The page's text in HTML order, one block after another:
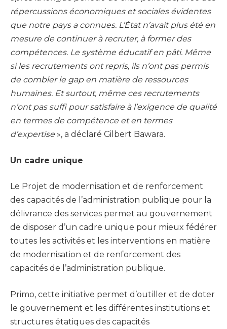
répercussions économiques et sociales évidentes
que notre pays a connues. L’État n’avait plus été en
mesure de continuer à recruter, à former des
compétences. Le système éducatif en pâti. Même
si les recrutements ont repris, ils n’ont pas permis
de combler le gap en matière de ressources
humaines. Et surtout, même ces recrutements
n’ont pas suffi pour satisfaire à l’exigence de qualité
en termes de compétence et en termes
d’expertise », a déclaré Gilbert Bawara.
Un cadre unique
Le Projet de modernisation et de renforcement
des capacités de l’administration publique pour la
délivrance des services permet au gouvernement
de disposer d’un cadre unique pour mieux fédérer
toutes les activités et les interventions en matière
de modernisation et de renforcement des
capacités de l’administration publique.
Primo, cette initiative permet d’outiller et de doter
le gouvernement et les différentes institutions et
structures étatiques des capacités